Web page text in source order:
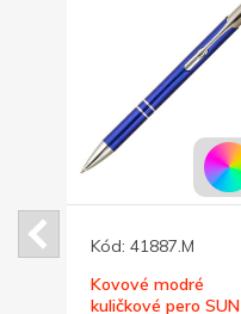
Kód: 41887.M
Kovové modré
kuličkové pero SUN